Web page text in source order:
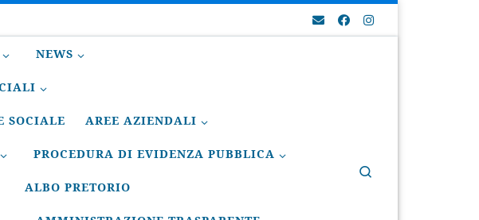
NEWS
SOCIALE AREE AZIENDALI
PROCEDURA DI EVIDENZA PUBBLICA
ALBO PRETORIO